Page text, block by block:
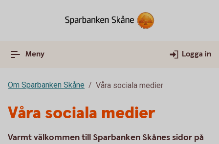
Meny Logga in
Om Sparbanken Skåne Våra sociala medier
Våra sociala medier
Varmt välkommen till Sparbanken Skånes sidor på